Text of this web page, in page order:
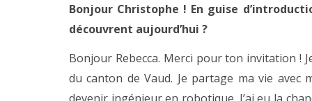
Bonjour Christophe ! En guise
découvrent aujourd’hui ?
Bonjour Rebecca. Merci pour ton invitation !
du canton de Vaud. Je partage ma vie avec